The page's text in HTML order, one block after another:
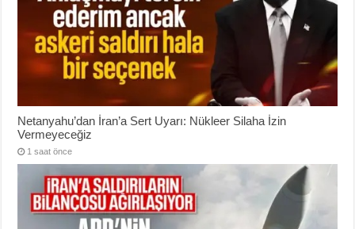
Netanyahu’dan İran’a Sert Uyarı: Nükleer Silaha İzin
Vermeyeceğiz
1 saat önce